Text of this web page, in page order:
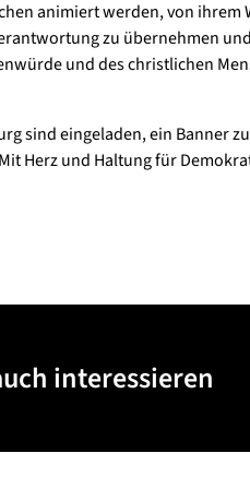
animiert werden, von ihrem
zu übernehmen
und des christlichen
sind eingeladen, ein Banner
Herz und Haltung für
interessieren